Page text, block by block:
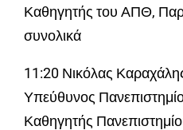
Καθηγητής του ΑΠΘ,
συνολικά
11:20 Νικόλας
Υπεύθυνος
Καθηγητής